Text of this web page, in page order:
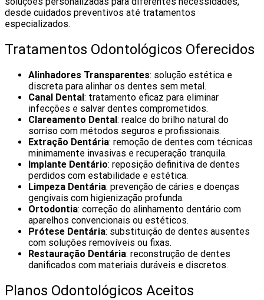
desde cuidados preventivos até tratamentos
especializados.
Tratamentos Odontológicos Oferecidos
Alinhadores Transparentes: solução estética e
discreta para alinhar os dentes sem metal.
Canal Dental : tratamento eficaz para eliminar
infecções e salvar dentes comprometidos.
Clareamento Dental : realce do brilho natural do
sorriso com métodos seguros e profissionais.
Extração Dentária: remoção de dentes com técnicas
minimamente invasivas e recuperação tranquila.
Implante Dentário: reposição definitiva de dentes
perdidos com estabilidade e estética.
Limpeza Dentária: prevenção de cáries e doenças
gengivais com higienização profunda.
Ortodontia: correção do alinhamento dentário com
aparelhos convencionais ou estéticos.
Prótese Dentária: substituição de dentes ausentes
com soluções removíveis ou fixas.
Restauração Dentária: reconstrução de dentes
danificados com materiais duráveis e discretos.
Planos Odontológicos Aceitos